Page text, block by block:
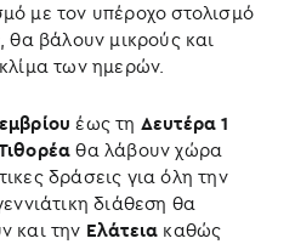
με τον υπέροχο στολισμό
θα βάλουν μικρούς και
των ημερών.
έως τη Δευτέρα 1
θα λάβουν χώρα
δράσεις για όλη την
διάθεση θα
και την Ελάτεια καθώς